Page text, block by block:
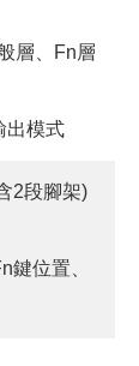
層、Fn層
出模式
2段腳架)
鍵位置、